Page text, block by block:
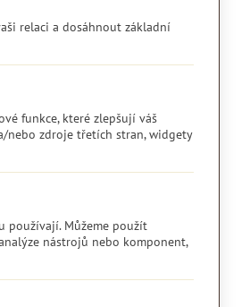
relaci a dosáhnout základní
funkce, které zlepšují váš
nebo zdroje třetích stran, widgety
používají. Můžeme použít
nástrojů nebo komponent,